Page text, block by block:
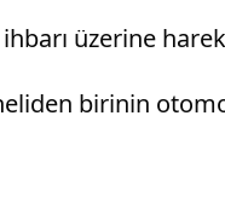
üzerine
birinin